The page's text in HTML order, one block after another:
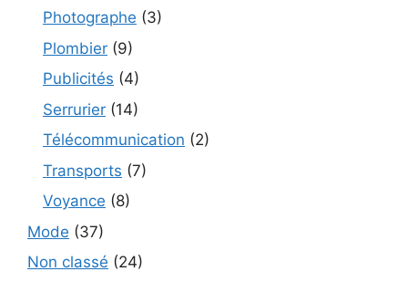
Photographe (3)
Plombier (9)
Publicités (4)
Serrurier (14)
Télécommunication (2)
Transports (7)
Voyance (8)
Mode (37)
Non classé (24)